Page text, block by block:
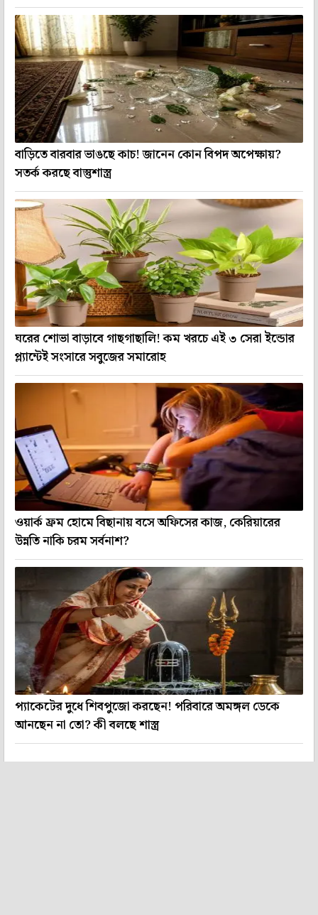
বাড়িতে বারবার ভাঙছে কাচ! জানেন কোন বিপদ অপেক্ষায়?
সতর্ক করছে বাস্তুশাস্ত্র
ঘরের শোভা বাড়াবে গাছগাছালি! কম খরচে এই ৩ সেরা ইন্ডোর
প্ল্যান্টেই সংসারে সবুজের সমারোহ
ওয়ার্ক ফ্রম হোমে বিছানায় বসে অফিসের কাজ, কেরিয়ারের
উন্নতি নাকি চরম সর্বনাশ?
প্যাকেটের দুধে শিবপুজো করছেন! পরিবারে অমঙ্গল ডেকে
আনছেন না তো? কী বলছে শাস্ত্র